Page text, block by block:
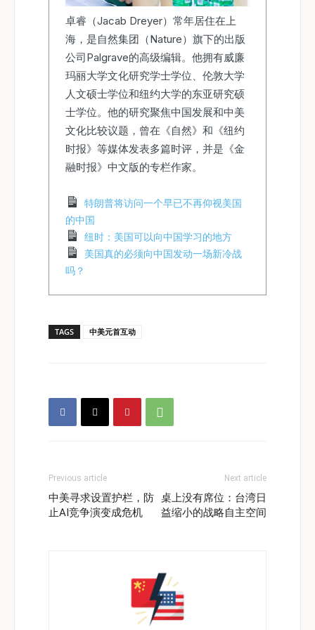
卓睿（Jacab Dreyer）常年居住在上
海，是自然集团（Nature）旗下的出版
公司Palgrave的高级编辑。他拥有威廉
玛丽大学文化研究学士学位、伦敦大学
人文硕士学位和纽约大学的东亚研究硕
士学位。他的研究聚焦中国发展和中美
文化比较议题，曾在《自然》和《纽约
时报》等媒体发表多篇时评，并是《金
融时报》中文版的专栏作家。
特朗普将访问一个早已不再仰视美国
的中国
纽时：美国可以向中国学习的地方
美国真的必须向中国发动一场新冷战
吗？
TAGS 中美元首互动
Previous article
中美寻求设置护栏，防
止AI竞争演变成危机
Next article
桌上没有席位：台湾日
益缩小的战略自主空间